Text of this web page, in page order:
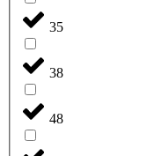
35
38
48